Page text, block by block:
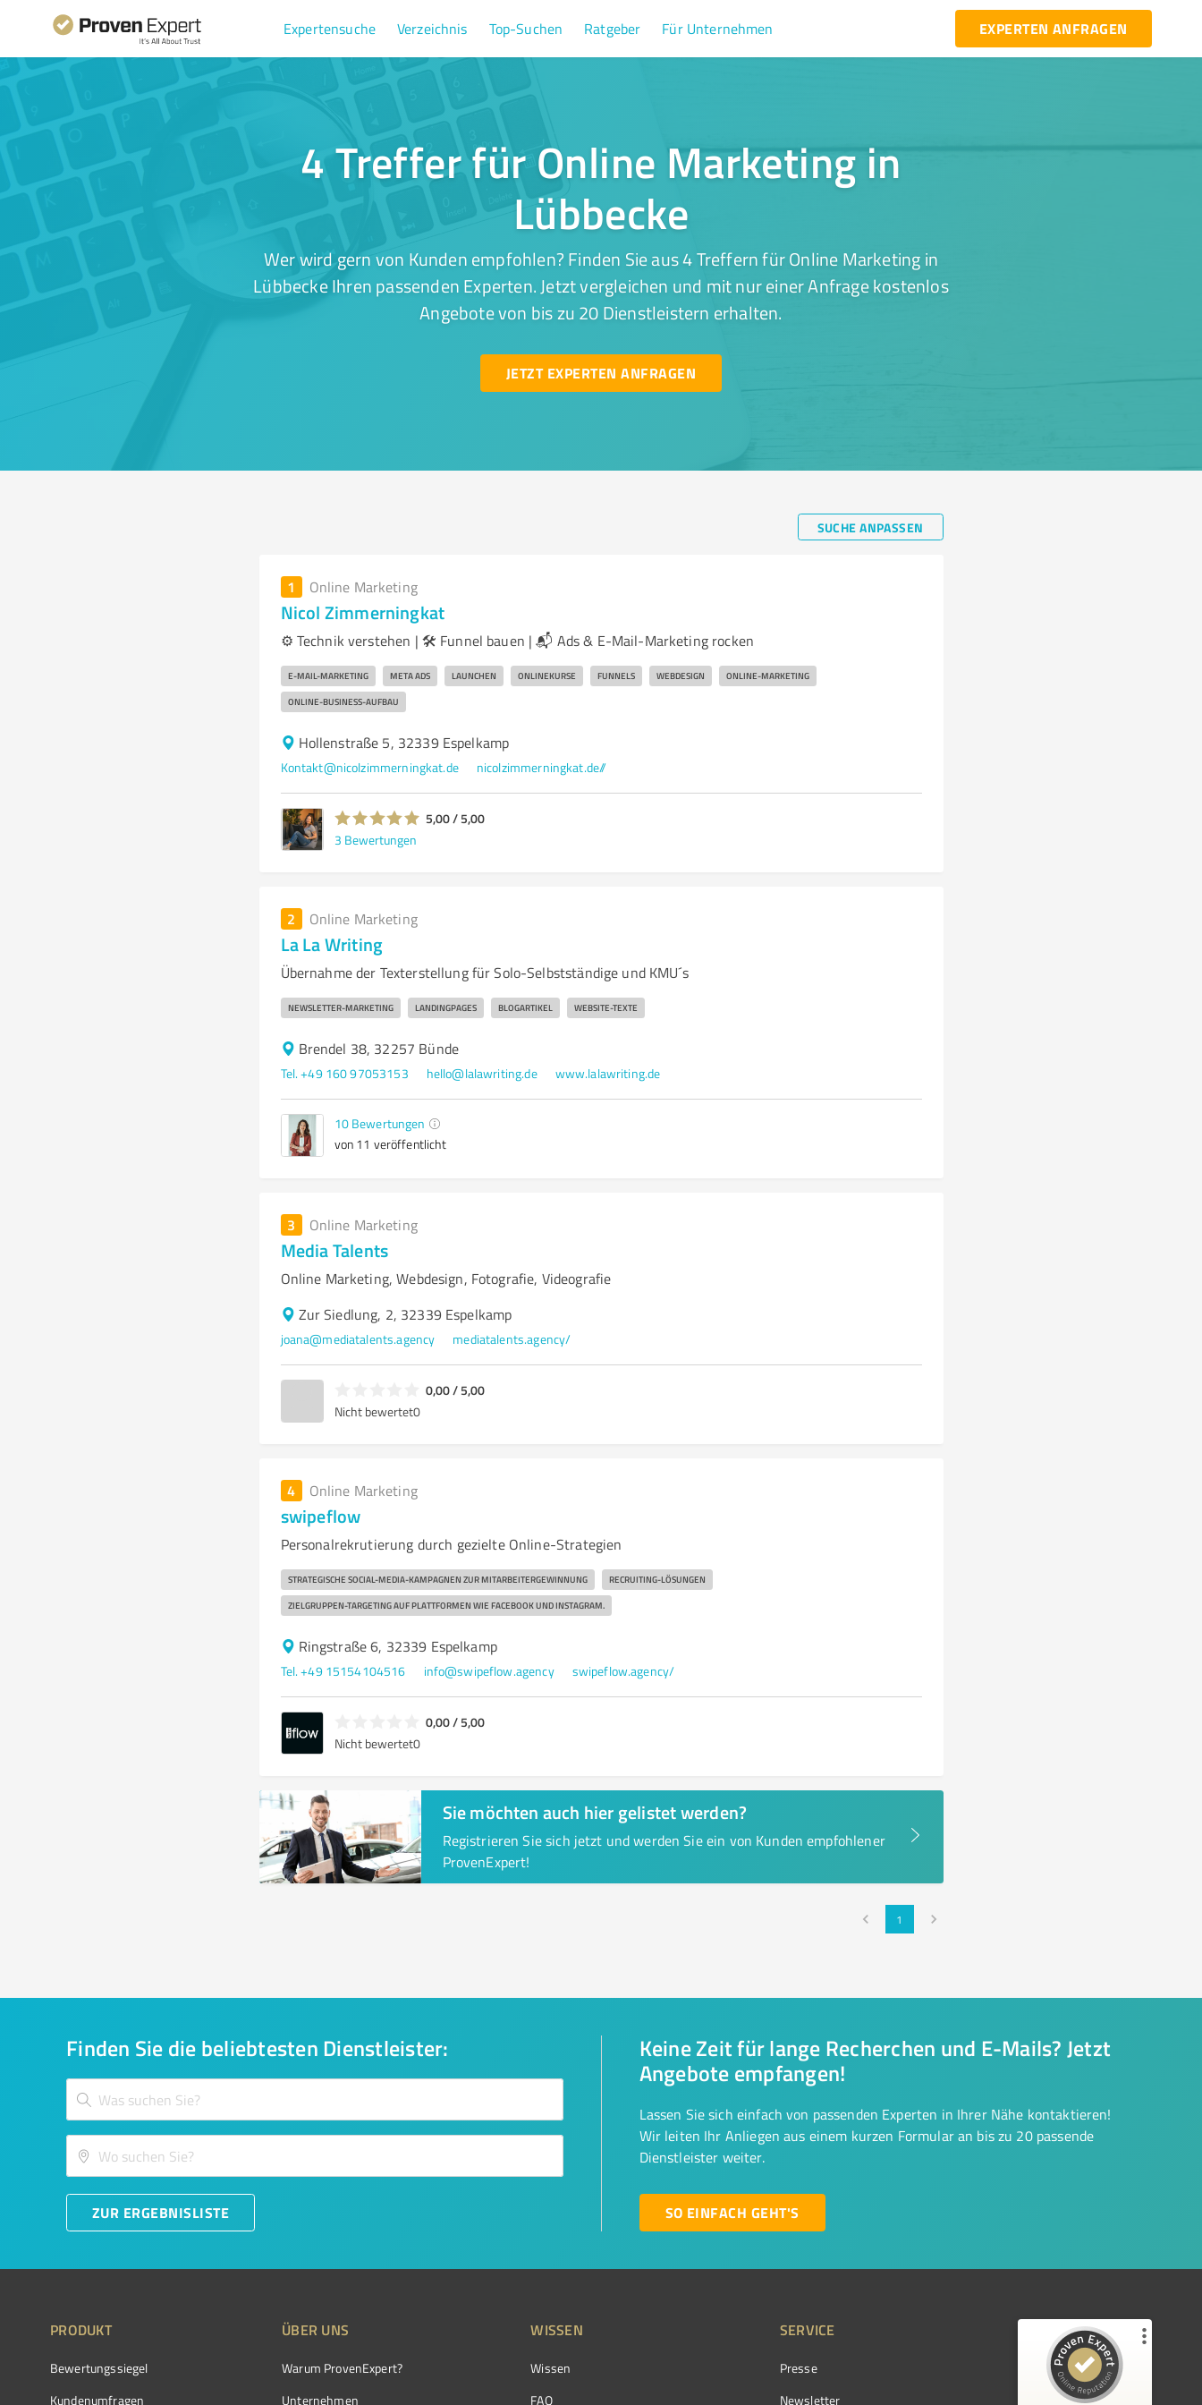
Expertensuche Verzeichnis Top-Suchen Ratgeber Für Unternehmen EXPERTEN ANFRAGEN
4 Treffer für Online Marketing in
Lübbecke
Wer wird gern von Kunden empfohlen? Finden Sie aus 4 Treffern für Online Marketing in
Lübbecke Ihren passenden Experten. Jetzt vergleichen und mit nur einer Anfrage kostenlos
Angebote von bis zu 20 Dienstleistern erhalten.
JETZT EXPERTEN ANFRAGEN
SUCHE ANPASSEN
1 Online Marketing
Nicol Zimmerningkat
⚙️ Technik verstehen | 🛠 Funnel bauen | 📬 Ads & E-Mail-Marketing rocken
E-MAIL-MARKETING META ADS LAUNCHEN ONLINEKURSE FUNNELS WEBDESIGN ONLINE-MARKETING
ONLINE-BUSINESS-AUFBAU
Hollenstraße 5, 32339 Espelkamp
Kontakt@nicolzimmerningkat.de nicolzimmerningkat.de//
5,00 / 5,00
3 Bewertungen
2 Online Marketing
La La Writing
Übernahme der Texterstellung für Solo-Selbstständige und KMU´s
NEWSLETTER-MARKETING LANDINGPAGES BLOGARTIKEL WEBSITE-TEXTE
Brendel 38, 32257 Bünde
Tel. +49 160 97053153 hello@lalawriting.de www.lalawriting.de
10 Bewertungen
von 11 veröffentlicht
3 Online Marketing
Media Talents
Online Marketing, Webdesign, Fotografie, Videografie
Zur Siedlung, 2, 32339 Espelkamp
joana@mediatalents.agency mediatalents.agency/
0,00 / 5,00
Nicht bewertet0
4 Online Marketing
swipeflow
Personalrekrutierung durch gezielte Online-Strategien
STRATEGISCHE SOCIAL-MEDIA-KAMPAGNEN ZUR MITARBEITERGEWINNUNG RECRUITING-LÖSUNGEN
ZIELGRUPPEN-TARGETING AUF PLATTFORMEN WIE FACEBOOK UND INSTAGRAM.
Ringstraße 6, 32339 Espelkamp
Tel. +49 15154104516 info@swipeflow.agency swipeflow.agency/
0,00 / 5,00
Nicht bewertet0
Sie möchten auch hier gelistet werden?
Registrieren Sie sich jetzt und werden Sie ein von Kunden empfohlener
ProvenExpert!
1
Finden Sie die beliebtesten Dienstleister:
ZUR ERGEBNISLISTE
Keine Zeit für lange Recherchen und E-Mails? Jetzt
Angebote empfangen!
Lassen Sie sich einfach von passenden Experten in Ihrer Nähe kontaktieren!
Wir leiten Ihr Anliegen aus einem kurzen Formular an bis zu 20 passende
Dienstleister weiter.
SO EINFACH GEHT'S
PRODUKT
Bewertungssiegel
Kundenumfragen
ÜBER UNS
Warum ProvenExpert?
Unternehmen
WISSEN
Wissen
FAQ
SERVICE
Presse
Newsletter
Kundenbewertungen und Erfahrungen zu
ProvenExpert.com